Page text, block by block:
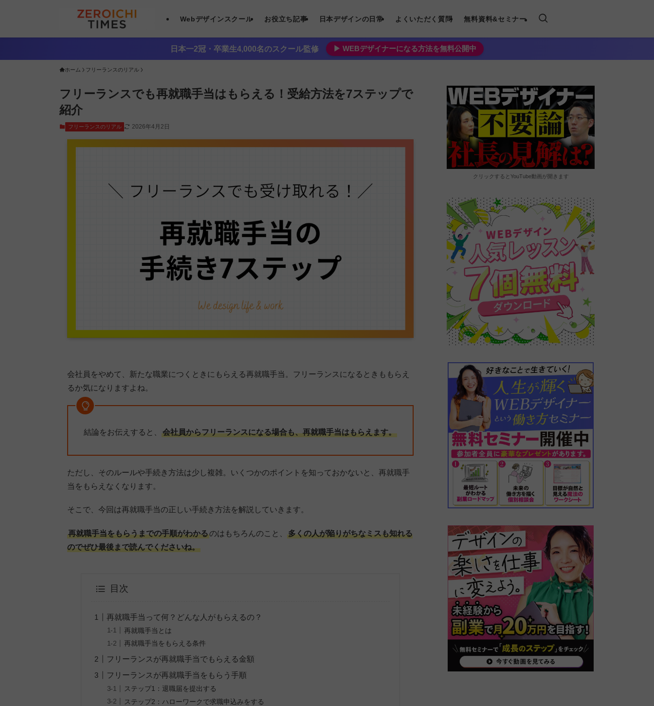
Webデザインスクール お役立ち記事 日本デザインの日常 よくいただく質問 無料資料&セミナー
日本一2冠・卒業生4,000名のスクール監修 ▶︎ WEBデザイナーになる方法を無料公開中
ホーム フリーランスのリアル
フリーランスでも再就職手当はもらえる！受給方法を7ステップで
紹介
フリーランスのリアル 2026年4月2日
会社員をやめて、新たな職業につくときにもらえる再就職手当。フリーランスになるときももらえ
るか気になりますよね。
結論をお伝えすると、 会社員からフリーランスになる場合も、再就職手当はもらえます。
ただし、そのルールや手続き方法は少し複雑。いくつかのポイントを知っておかないと、再就職手
当をもらえなくなります。
そこで、今回は再就職手当の正しい手続き方法を解説していきます。
再就職手当をもらうまでの手順がわかるのはもちろんのこと、
多くの人が陥りがちなミスも知れる
のでぜひ最後まで読んでくださいね。
目次
再就職手当って何？どんな人がもらえるの？
再就職手当とは
再就職手当をもらえる条件
フリーランスが再就職手当でもらえる金額
フリーランスが再就職手当をもらう手順
ステップ1：退職届を提出する
ステップ2：ハローワークで求職申込みをする
クリックするとYouTube動画が開きます